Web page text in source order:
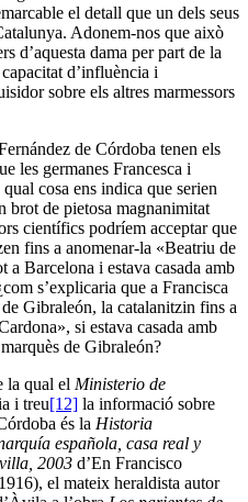
el detall que un dels seus
Adonem-nos que això
d’aquesta dama per part de la
d’influència i
sobre els altres marmessors
de Córdoba tenen els
les germanes Francesca i
cosa ens indica que serien
brot de pietosa magnanimitat
científics podríem acceptar que
fins a anomenar-la «Beatriu de
a Barcelona i estava casada amb
s’explicaria que a Francisca
Gibraleón, la catalanitzin fins a
si estava casada amb
de Gibraleón?
la qual el Ministerio de
i treu[12] la informació sobre
és la Historia
española, casa real y
2003 d’En Francisco
el mateix heraldista autor